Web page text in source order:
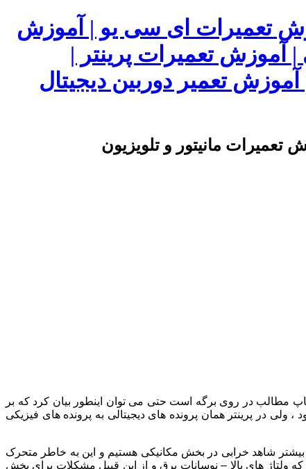
تعمیرات ای سی یو | آموزش
| آموزش تعمیرات پرینتر |
تعمیر دوربین دیجیتال
مانیتور و تلویزیون
مطالب در روی برگه است حتی می توان اینطور بیان کرد که بر
در پرینتر همان پرونده های دیجیتالی به پرونده های فیزیکی
شاهد خرابی در بخش مکانیکی هستیم و این به خاطر متحرک
های بالا – نوسانات برق و از این قبیل مشکلات برای بخش